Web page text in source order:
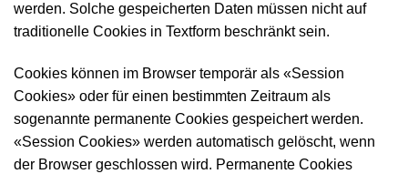
werden. Solche gespeicherten Daten müssen nicht auf
traditionelle Cookies in Textform beschränkt sein.
Cookies können im Browser temporär als «Session
Cookies» oder für einen bestimmten Zeitraum als
sogenannte permanente Cookies gespeichert werden.
«Session Cookies» werden automatisch gelöscht, wenn
der Browser geschlossen wird. Permanente Cookies